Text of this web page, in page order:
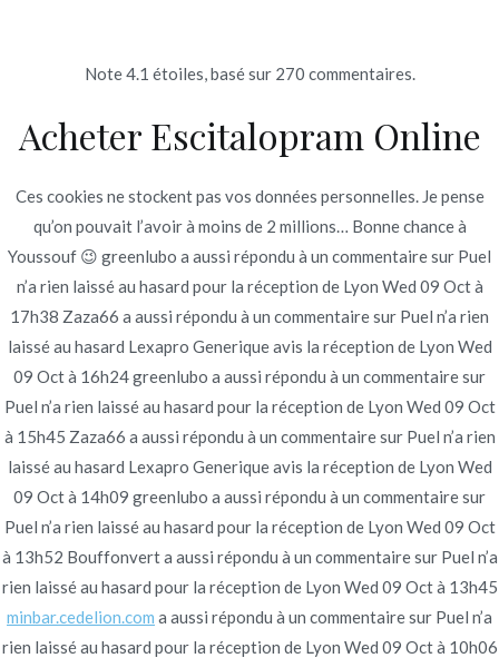
Lexapro Generique Avis
Publicado enUncategorized Poradmin
Publicado enjunio 18, 2022
Note4.1 étoiles, basé sur 270 commentaires.
Acheter Escitalopram Online
Ces cookies ne stockent pas vos données personnelles. Je pense
qu’on pouvait l’avoir à moins de 2 millions… Bonne chance à
Youssouf 😉 greenlubo a aussi répondu à un commentaire sur Puel
n’a rien laissé au hasard pour la réception de Lyon Wed 09 Oct à
17h38 Zaza66 a aussi répondu à un commentaire sur Puel n’a rien
laissé au hasard Lexapro Generique avis la réception de Lyon Wed
09 Oct à 16h24 greenlubo a aussi répondu à un commentaire sur
Puel n’a rien laissé au hasard pour la réception de Lyon Wed 09 Oct
à 15h45 Zaza66 a aussi répondu à un commentaire sur Puel n’a rien
laissé au hasard Lexapro Generique avis la réception de Lyon Wed
09 Oct à 14h09 greenlubo a aussi répondu à un commentaire sur
Puel n’a rien laissé au hasard pour la réception de Lyon Wed 09 Oct
à 13h52 Bouffonvert a aussi répondu à un commentaire sur Puel n’a
rien laissé au hasard pour la réception de Lyon Wed 09 Oct à 13h45
minbar.cedelion.com a aussi répondu à un commentaire sur Puel n’a
rien laissé au hasard pour la réception de Lyon Wed 09 Oct à 10h06
Navegación
de
entradas
Cefdinir Prix
France
marque Bactrim pas cher acheter – Bactrim
Pharmacie En Ligne Inde